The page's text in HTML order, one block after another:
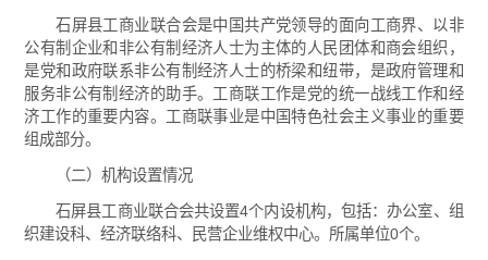
石屏县工商业联合会是中国共产党领导的面向工商界、以非
公有制企业和非公有制经济人士为主体的人民团体和商会组织，
是党和政府联系非公有制经济人士的桥梁和纽带，是政府管理和
服务非公有制经济的助手。工商联工作是党的统一战线工作和经
济工作的重要内容。工商联事业是中国特色社会主义事业的重要
组成部分。
（二）机构设置情况
石屏县工商业联合会共设置4个内设机构，包括：办公室、组
织建设科、经济联络科、民营企业维权中心。所属单位0个。